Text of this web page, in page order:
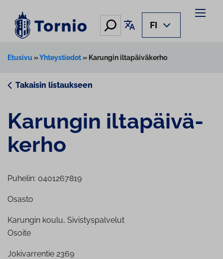
sisältöön
Hae Käännä sivu
FI
Etusivu »Yhteystiedot» Karungin iltapäiväkerho
Takaisin listaukseen
Karungin il­ta­päi­vä­
ker­ho
Puhelin: 0401267819
Osasto
Karungin koulu, Sivistyspalvelut
Osoite
Jokivarrentie 2369